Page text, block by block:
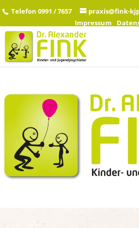
Telefon 0991 / 7657
praxis@fink-
Impressum